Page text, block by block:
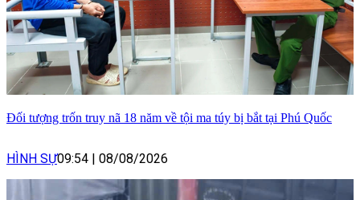
Đối tượng trốn truy nã 18 năm về tội ma túy bị bắt tại Phú Quốc
HÌNH SỰ09:54 | 08/08/2026